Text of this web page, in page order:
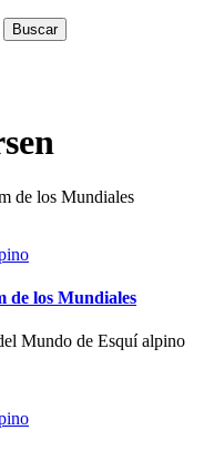
de los Mundiales